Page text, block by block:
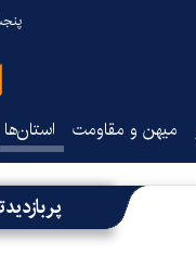
پنجشنبه
میهن و مقاومت استان‌ها